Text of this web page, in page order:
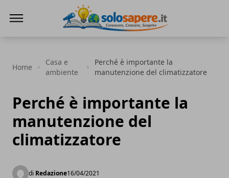
Home
Casa e
ambiente
Perché è importante la
manutenzione del climatizzatore
Perché è importante la
manutenzione del
climatizzatore
di Redazione16/04/2021